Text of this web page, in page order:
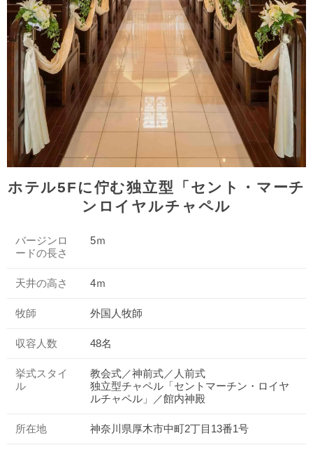
ホテル5Fに佇む独立型「セント・マーチ
ンロイヤルチャペル
バージンロ
ードの長さ
5ｍ
天井の高さ 4ｍ
牧師 外国人牧師
収容人数 48名
挙式スタイ
ル
教会式／神前式／人前式
独立型チャペル「セントマーチン・ロイヤ
ルチャペル」／館内神殿
所在地 神奈川県厚木市中町2丁目13番1号